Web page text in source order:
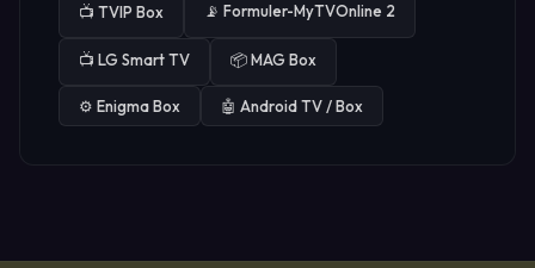
📺 TVIP Box 📡 Formuler-MyTVOnline 2
📺 LG Smart TV 📦MAG Box
⚙️ Enigma Box 🤖 Android TV / Box